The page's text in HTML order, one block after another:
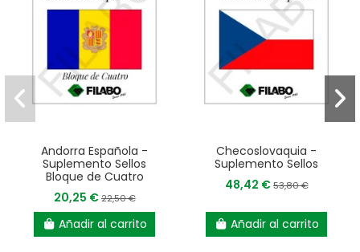
Andorra Española -
Suplemento Sellos
Bloque de Cuatro
20,25 €22,50 €
Añadir al carrito
Checoslovaquia -
Suplemento Sellos
48,42 €53,80 €
Añadir al carrito